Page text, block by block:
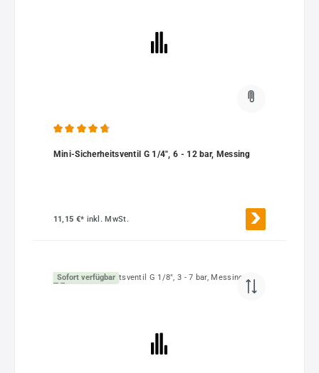
Mini-Sicherheitsventil G 1/4", 6 - 12 bar, Messing
11,15 €* inkl. MwSt.
Sofort verfügbar